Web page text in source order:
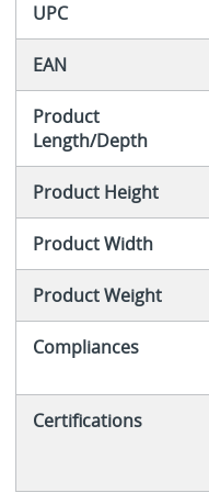
UPC
EAN
Product
Length/Depth
Product Height
Product Width
Product Weight
Compliances
Certifications